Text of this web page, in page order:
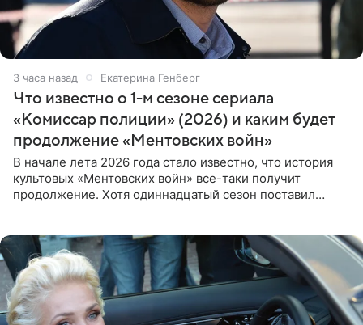
3 часа назад Екатерина Генберг
Что известно о 1-м сезоне сериала
«Комиссар полиции» (2026) и каким будет
продолжение «Ментовских войн»
В начале лета 2026 года стало известно, что история
культовых «Ментовских войн» все-таки получит
продолжение. Хотя одиннадцатый сезон поставил